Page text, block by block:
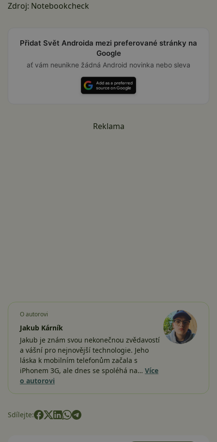
Zdroj: Notebookcheck
Přidat Svět Androida mezi preferované stránky na
Google
ať vám neunikne žádná Android novinka nebo sleva
Reklama
O autorovi
Jakub Kárník
Jakub je znám svou nekonečnou zvědavostí
a vášní pro nejnovější technologie. Jeho
láska k mobilním telefonům začala s
iPhonem 3G, ale dnes se spoléhá na… Více
o autorovi
Sdílejte: